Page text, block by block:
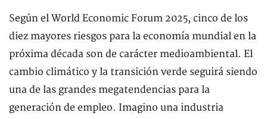
Según el World Economic Forum 2025, cinco de los
diez mayores riesgos para la economía mundial en la
próxima década son de carácter medioambiental. El
cambio climático y la transición verde seguirá siendo
una de las grandes megatendencias para la
generación de empleo. Imagino una industria